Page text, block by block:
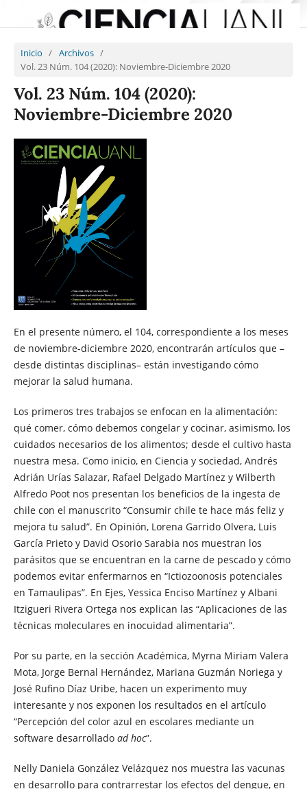
Inicio / Archivos /
Vol. 23 Núm. 104 (2020): Noviembre-Diciembre 2020
Vol. 23 Núm. 104 (2020):
Noviembre-Diciembre 2020
En el presente número, el 104, correspondiente a los meses
de noviembre-diciembre 2020, encontrarán artículos que –
desde distintas disciplinas– están investigando cómo
mejorar la salud humana.
Los primeros tres trabajos se enfocan en la alimentación:
qué comer, cómo debemos congelar y cocinar, asimismo, los
cuidados necesarios de los alimentos; desde el cultivo hasta
nuestra mesa. Como inicio, en Ciencia y sociedad, Andrés
Adrián Urías Salazar, Rafael Delgado Martínez y Wilberth
Alfredo Poot nos presentan los beneficios de la ingesta de
chile con el manuscrito “Consumir chile te hace más feliz y
mejora tu salud”. En Opinión, Lorena Garrido Olvera, Luis
García Prieto y David Osorio Sarabia nos muestran los
parásitos que se encuentran en la carne de pescado y cómo
podemos evitar enfermarnos en “Ictiozoonosis potenciales
en Tamaulipas”. En Ejes, Yessica Enciso Martínez y Albani
Itzigueri Rivera Ortega nos explican las “Aplicaciones de las
técnicas moleculares en inocuidad alimentaria”.
Por su parte, en la sección Académica, Myrna Miriam Valera
Mota, Jorge Bernal Hernández, Mariana Guzmán Noriega y
José Rufino Díaz Uribe, hacen un experimento muy
interesante y nos exponen los resultados en el artículo
“Percepción del color azul en escolares mediante un
software desarrollado ad hoc”.
Nelly Daniela González Velázquez nos muestra las vacunas
en desarrollo para contrarrestar los efectos del dengue, en